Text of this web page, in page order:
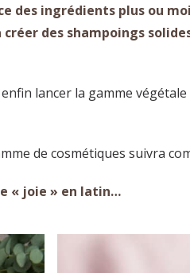
des ingrédients plus ou
des shampoings
enfin lancer la gamme
de cosmétiques suivra
« joie » en latin…